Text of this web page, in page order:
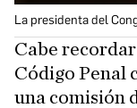
La presidenta del
Cabe
Código Penal
una comisión